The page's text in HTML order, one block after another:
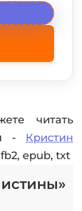
читать
- Кристин
epub, txt